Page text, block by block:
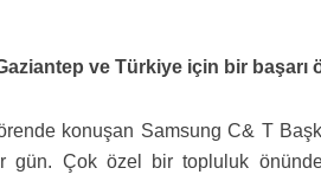
ve Türkiye için bir başarı
konuşan Samsung C& T
gün. Çok özel bir topluluk